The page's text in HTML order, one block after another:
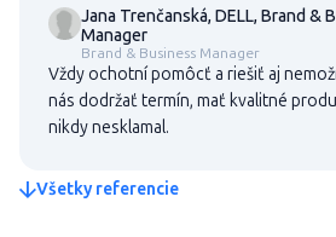
Jana Trenčanská, DELL, Brand &
Manager
Brand & Business Manager
Vždy ochotní pomôcť a riešiť aj
nás dodržať termín, mať kvalitné
nikdy nesklamal.
Všetky referencie